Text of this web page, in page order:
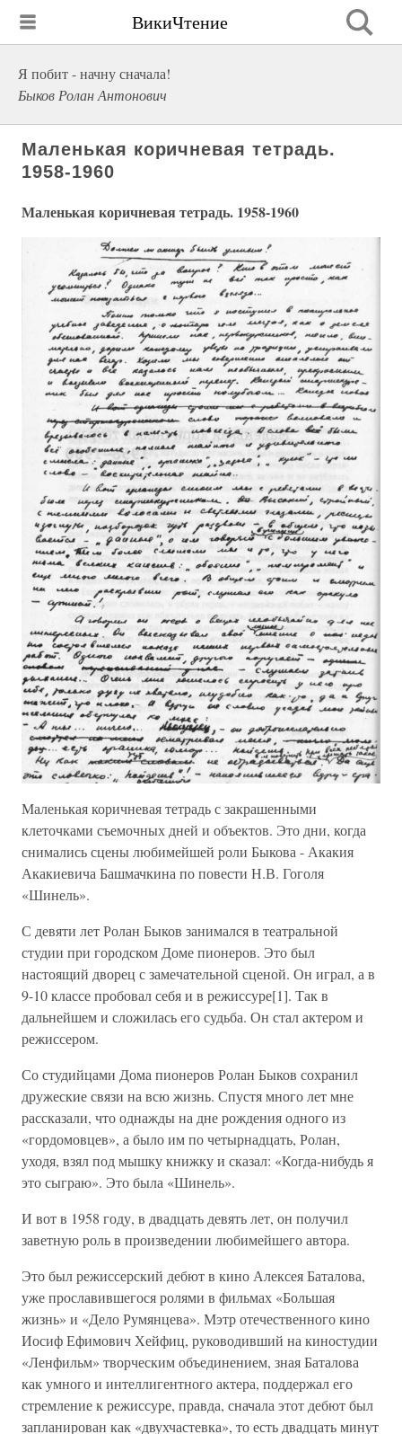
ВикиЧтение
Я побит - начну сначала!
Быков Ролан Антонович
Маленькая коричневая тетрадь.
1958-1960
Маленькая коричневая тетрадь. 1958-1960
Маленькая коричневая тетрадь с закрашенными
клеточками съемочных дней и объектов. Это дни, когда
снимались сцены любимейшей роли Быкова - Акакия
Акакиевича Башмачкина по повести Н.В. Гоголя
«Шинель».
С девяти лет Ролан Быков занимался в театральной
студии при городском Доме пионеров. Это был
настоящий дворец с замечательной сценой. Он играл, а в
9-10 классе пробовал себя и в режиссуре[1]. Так в
дальнейшем и сложилась его судьба. Он стал актером и
режиссером.
Со студийцами Дома пионеров Ролан Быков сохранил
дружеские связи на всю жизнь. Спустя много лет мне
рассказали, что однажды на дне рождения одного из
«гордомовцев», а было им по четырнадцать, Ролан,
уходя, взял под мышку книжку и сказал: «Когда-нибудь я
это сыграю». Это была «Шинель».
И вот в 1958 году, в двадцать девять лет, он получил
заветную роль в произведении любимейшего автора.
Это был режиссерский дебют в кино Алексея Баталова,
уже прославившегося ролями в фильмах «Большая
жизнь» и «Дело Румянцева». Мэтр отечественного кино
Иосиф Ефимович Хейфиц, руководивший на киностудии
«Ленфильм» творческим объединением, зная Баталова
как умного и интеллигентного актера, поддержал его
стремление к режиссуре, правда, сначала этот дебют был
запланирован как «двухчастевка», то есть двадцать минут